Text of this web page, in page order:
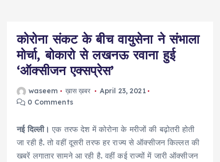
कोरोना संकट के बीच वायुसेना ने संभाला
मोर्चा, बोकारो से लखनऊ रवाना हुई
‘ऑक्सीजन एक्सप्रेस’
waseem ख़ास ख़बर
April 23, 2021
0 Comments
नई दिल्ली। एक तरफ देश में कोरोना के मरीजों की बढ़ोतरी होती
जा रही है. तो वहीं दूसरी तरफ हर राज्य से ऑक्सीजन किल्लत की
खबरें लगातार सामने आ रही है. वहीं कई राज्यों में जारी ऑक्सीजन